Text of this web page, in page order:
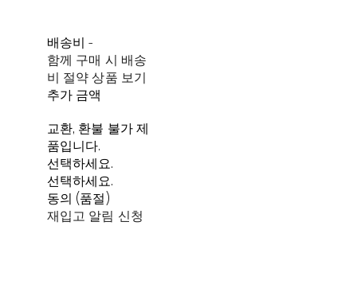
배송비-
함께 구매 시 배송
비 절약 상품 보기
추가 금액
교환, 환불 불가 제
품입니다.
선택하세요.
선택하세요.
동의 (품절)
재입고 알림 신청